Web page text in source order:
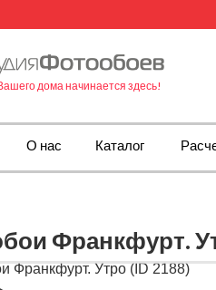
дома начинается здесь!
О нас Каталог
Франкфурт.